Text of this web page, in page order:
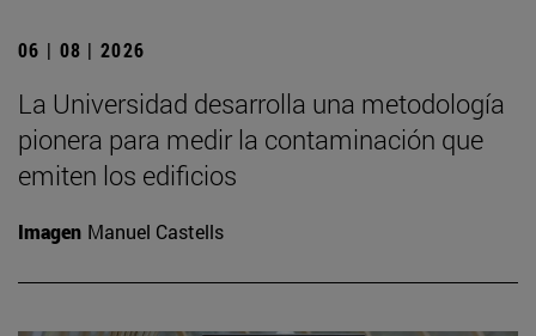
06 | 08 | 2026
La Universidad desarrolla una metodología
pionera para medir la contaminación que
emiten los edificios
Imagen Manuel Castells